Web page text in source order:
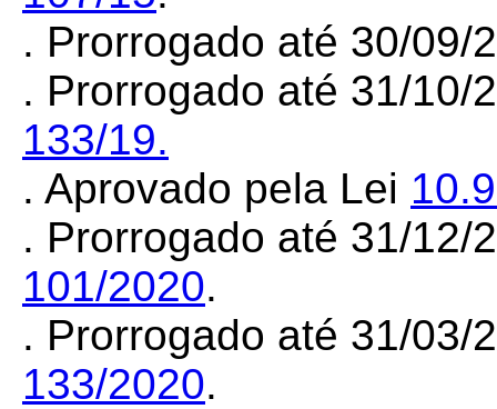
. Prorrogado até 30/
. Prorrogado até 31/10/
133/19.
. Aprovado pela Lei
. Prorrogado até 31/12/
101/2020.
. Prorrogado até 31/03/
133/2020.